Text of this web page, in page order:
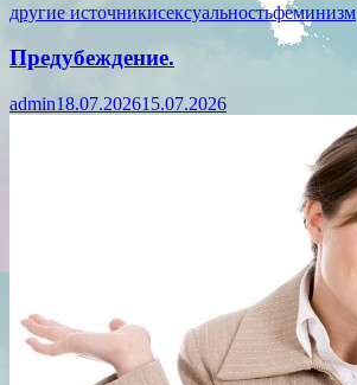
другие источникисексуальностьфеминизм
Предубеждение.
admin18.07.202615.07.2026